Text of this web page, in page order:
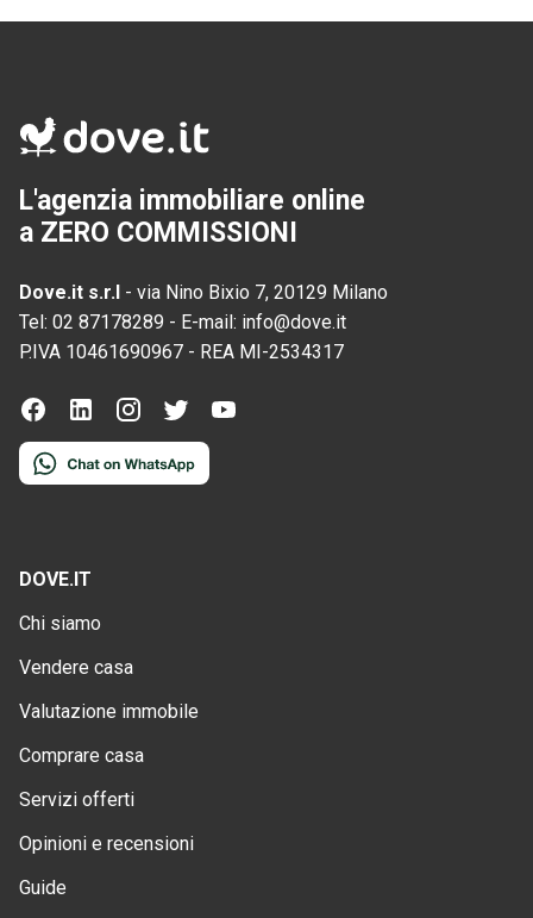
L'agenzia immobiliare online
a ZERO COMMISSIONI
Dove.it s.r.l - via Nino Bixio 7, 20129 Milano
Tel: 02 87178289 - E-mail: info@dove.it
P.IVA 10461690967 - REA MI-2534317
DOVE.IT
Chi siamo
Vendere casa
Valutazione immobile
Comprare casa
Servizi offerti
Opinioni e recensioni
Guide